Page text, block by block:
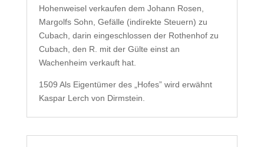
Hohenweisel verkaufen dem Johann Rosen,
Margolfs Sohn, Gefälle (indirekte Steuern) zu
Cubach, darin eingeschlossen der Rothenhof zu
Cubach, den R. mit der Gülte einst an
Wachenheim verkauft hat.
1509 Als Eigentümer des „Hofes” wird erwähnt
Kaspar Lerch von Dirmstein.